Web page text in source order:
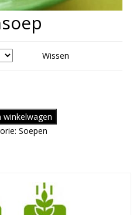
Wissen
winkelwagen
Soepen